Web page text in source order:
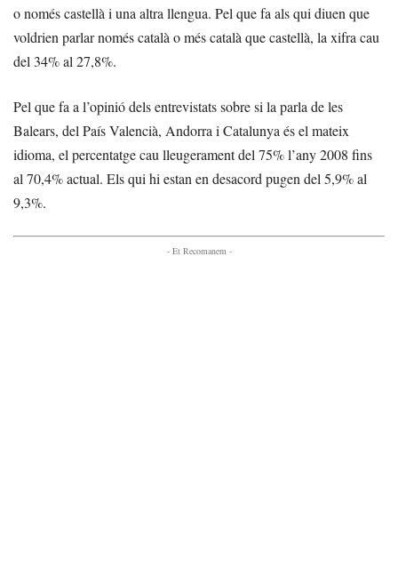
o només castellà i una altra llengua. Pel que fa als qui diuen que
voldrien parlar només català o més català que castellà, la xifra cau
del 34% al 27,8%.
Pel que fa a l’opinió dels entrevistats sobre si la parla de les
Balears, del País Valencià, Andorra i Catalunya és el mateix
idioma, el percentatge cau lleugerament del 75% l’any 2008 fins
al 70,4% actual. Els qui hi estan en desacord pugen del 5,9% al
9,3%.
- Et Recomanem -